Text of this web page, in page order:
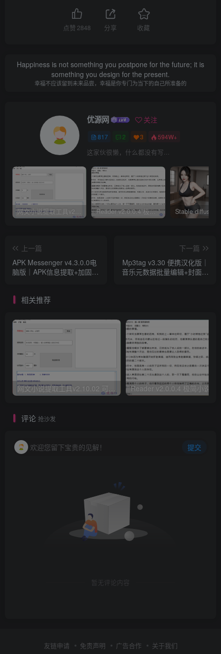
点赞 2848 分享 收藏
Happiness is not something you postpone for the future; it is
something you design for the present.
幸福不应该留到未来品尝，幸福是你专门为当下的自己所准备的
优源网 关注
817 2 3 594W+
这家伙很懒，什么都没有写...
网文小说提取工具v2.10.02 可以自动下载小说 从此不再花钱看小说 Reader v2.0.0.4 极简小说阅读器支持导入在线及离线书源
上一篇
APK Messenger v4.3.0.0电
脑版｜APK信息提取+加固检
下一篇
Mp3tag v3.30 便携汉化版｜
音乐元数据批量编辑+封面神
相关推荐
网文小说提取工具v2.10.02 可以自动下载小说 从此不再花钱看小说
评论 抢沙发
欢迎您留下宝贵的见解！ 提交
暂无评论内容
友链申请 免责声明 广告合作 关于我们